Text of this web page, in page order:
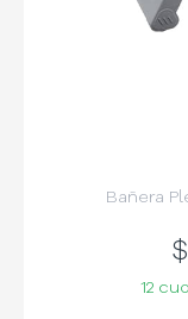
Bañera
$
12